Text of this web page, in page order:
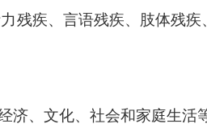
残疾、言语残疾、肢体残
、文化、社会和家庭生活